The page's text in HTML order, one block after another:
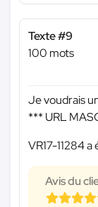
Texte #9
100 mots
Je voudrais
*** URL
VR17-11284
Avis du